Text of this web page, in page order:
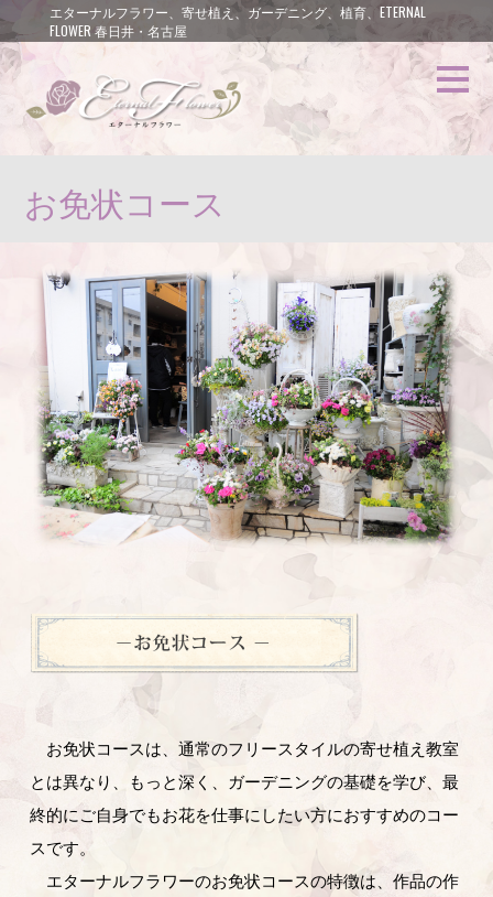
エターナルフラワー、寄せ植え、ガーデニング、植育、ETERNAL
FLOWER 春日井・名古屋
お免状コース
お免状コースは、通常のフリースタイルの寄せ植え教室
とは異なり、もっと深く、ガーデニングの基礎を学び、最
終的にご自身でもお花を仕事にしたい方におすすめのコー
スです。
エターナルフラワーのお免状コースの特徴は、作品の作